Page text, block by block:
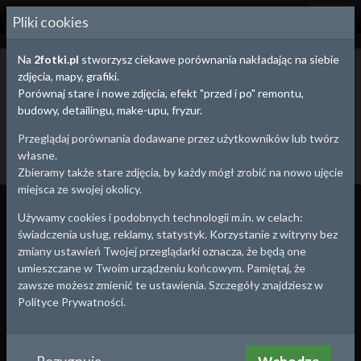
2FOTKI.PL
Będzin, Śląskie- stare zdjęcia i pocztówki
Poniżej znajdziesz stare zdjęcia z Twojej okolicy. Możesz wybrać się
na małą wycieczkę i wykonać zdjęcie współczesne tworząc
efektowne porównanie "przed i po" ze starym zdjęciem.
Dodaj stare zdjęcie Utwórz porównanie
Powrót
1935
Skrzyżowanie ul.
Małachowskiego z pl. 3-go
Będzin,Śląskie
2022-11-12 22:15
1943
Pliki cookies
Na 2fotki.pl stworzysz ciekawe porównania nakładając na siebie
zdjęcia, mapy, grafiki.
Porównaj stare i nowe zdjęcia, efekt "przed i po" remontu,
budowy, detailingu, make-upu, fryzur.
Przeglądaj porównania dodawane przez użytkowników lub twórz
własne.
Zbieramy także stare zdjęcia, by każdy mógł zrobić na nowo ujęcie
miejsca ze swojej okolicy.
Używamy cookies i podobnych technologii m.in. w celach:
świadczenia usług, reklamy, statystyk. Korzystanie z witryny bez
zmiany ustawień Twojej przeglądarki oznacza, że będą one
umieszczane w Twoim urządzeniu końcowym. Pamiętaj, że
zawsze możesz zmienić te ustawienia. Szczegóły znajdziesz w
Polityce Prywatności.